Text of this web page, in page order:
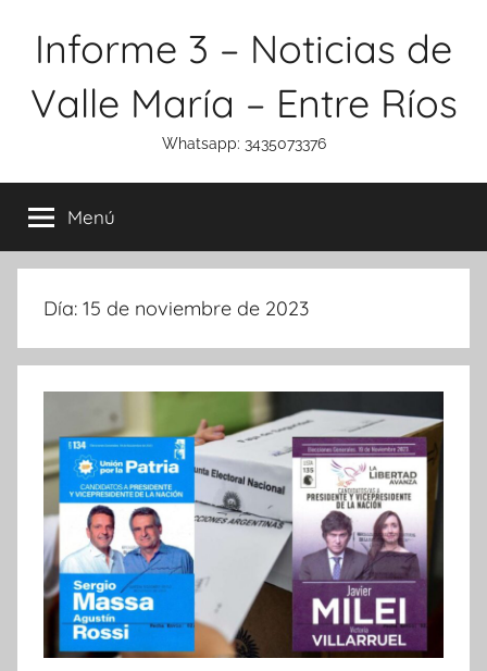
Informe 3 – Noticias de
Valle María – Entre Ríos
Whatsapp: 3435073376
Menú
Día: 15 de noviembre de 2023